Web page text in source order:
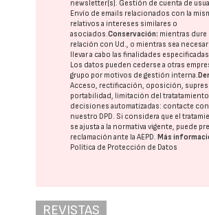
newsletter(s). Gestión de cuenta de
Envío de emails relacionados con la
relativos a intereses similares o
asociados.Conservación: mientras dure
relación con Ud., o mientras sea
llevar a cabo las finalidades especificadas
Los datos pueden cederse a otras
grupo por motivos de gestión interna.
Acceso, rectificación, oposición,
portabilidad, limitación del
decisiones automatizadas: contacte con
nuestro DPD. Si considera que el
se ajusta a la normativa vigente, puede
reclamación ante laAEPD.Más
Política de Protección de Datos
REVISTAS